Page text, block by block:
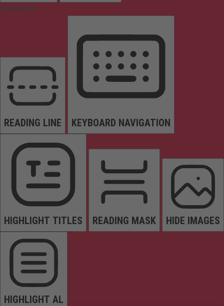
Orientation
READING LINE KEYBOARD NAVIGATION
HIGHLIGHT TITLES READING MASK HIDE IMAGES
HIGHLIGHT AL